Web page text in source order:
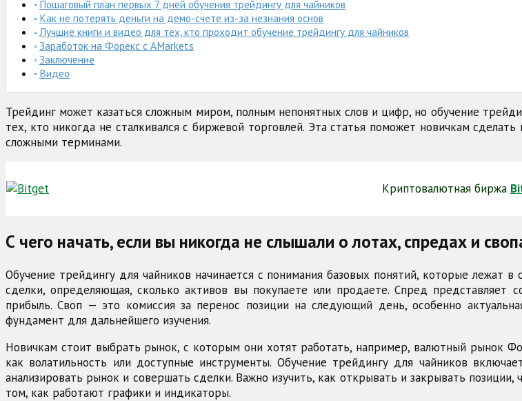
Пошаговый план первых 7 дней обучения трейдингу для чайников
Как не потерять деньги на демо-счете из-за незнания основ
Лучшие книги и видео для тех, кто проходит обучение трейдингу для чайников
Заработок на Форекс с AMarkets
Заключение
Видео
Трейдинг может казаться сложным миром, полным непонятных слов и цифр, но обучение
тех, кто никогда не сталкивался с биржевой торговлей. Эта статья поможет новичкам
сложными терминами.
Криптовалютная биржа
С чего начать, если вы никогда не слышали о лотах, спредах и
Обучение трейдингу для чайников начинается с понимания базовых понятий, которые лежат
сделки, определяющая, сколько активов вы покупаете или продаете. Спред
прибыль. Своп — это комиссия за перенос позиции на следующий день, особенно
фундамент для дальнейшего изучения.
Новичкам стоит выбрать рынок, с которым они хотят работать, например, валютный рынок
как волатильность или доступные инструменты. Обучение трейдингу для чайников
анализировать рынок и совершать сделки. Важно изучить, как открывать и закрывать
том, как работают графики и индикаторы.